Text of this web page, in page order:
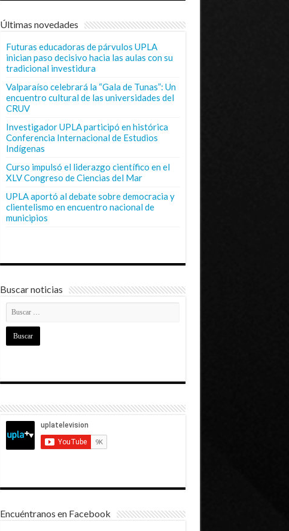
Últimas novedades
Futuras educadoras de párvulos UPLA
inician paso decisivo hacia las aulas con su
tradicional investidura
Valparaíso celebrará la “Gala de Tunas”: Un
encuentro cultural de las universidades del
CRUV
Investigador UPLA participó en histórica
Conferencia Internacional de Estudios
Indígenas
Curso impulsó el liderazgo científico en el
XLV Congreso de Ciencias del Mar
UPLA aportó al debate sobre democracia y
clientelismo en encuentro nacional de
municipios
Buscar noticias
Encuéntranos en Facebook